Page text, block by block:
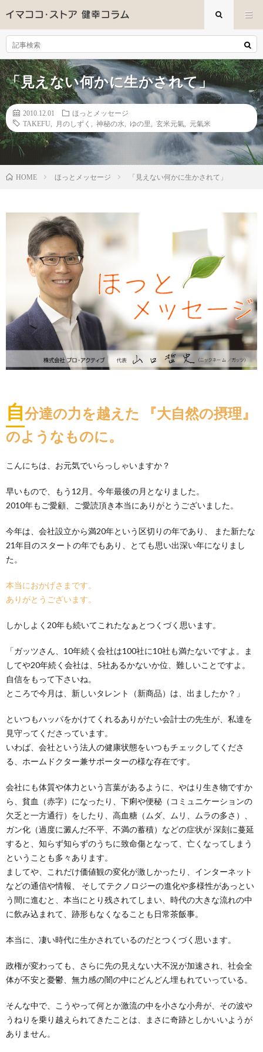
「見えない何かに生かされて」
2010.12.01
ほっとメッセージ
TAKEFU
月のしずく 神秘の水 ゆの里 玄米元氣 元氣米
HOME ほっとメッセージ 「見えない何かに生かされて」
自分達の力を越えた 『大自然の摂理』
のようなものに。
こんにちは、お元気でいらっしゃいますか？
早いもので、もう12月。今年最後の月となりました。
2010年もご愛顧、ご愛読頂き本当にありがとうございました。
今年は、会社設立から満20年という区切りの年であり、 また新たな
21年目のスタートの年でもあり、とても思い出深い年になりまし
た。
本当におかげさまです。
ありがとうございます。
しかしよく20年も続いてこれたなぁとつくづく思います。
「ガッツさん、10年続く会社は100社に10社も満たないですよ。ま
してや20年続く会社は、5社あるかないか位、難しいことですよ。
自信をもって下さいね。
ところで今月は、新しいタレント（新商品）は、出ましたか？」
といつもハッパをかけてくれるありがたい会計士の先生が、私達を
見守ってくださっています。
いわば、会社という法人の健康状態をいつもチェックしてくださ
る、ホームドクター兼サポーターの様な存在です。
会社にも体質や体力という言葉があるように、やはり生き物ですか
ら、貧血（赤字）になったり、下痢や便秘（コミュニケーションの
欠乏と一方通行）をしたり、高血糖（ムダ、ムリ、ムラの多さ）、
ガン化（過度に澱んだ不平、不満の蓄積）などの症状が 深刻に蔓延
すると、知らず知らずのうちに致命傷となって、亡くなってしまう
ということも多々あります。
ましてや、これだけ価値観の変化が激しかったり、インターネット
などの通信や情報、 そしてテクノロジーの進化や多様性があっとい
う間に進むと、本当にとり残されてしまい、時代の大きな流れの中
に飲み込まれて、跡形もなくなることも日常茶飯事。
本当に、凄い時代に生かされているのだとつくづく思います。
政権が変わっても、さらに先の見えない大不況が加速され、社会全
体が不安と憂鬱、無力感の闇の中にどんどん埋もれていっている。
そんな中で、こうやって何とか激流の中を小さな小舟が、その波や
うねりを乗り越えられてきたことは、まさに奇跡としかいいようが
ありません。